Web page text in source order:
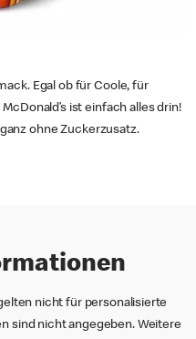
Egal ob für Coole, für
ist einfach alles drin!
ohne Zuckerzusatz.
nicht für personalisierte
sind nicht angegeben. Weitere